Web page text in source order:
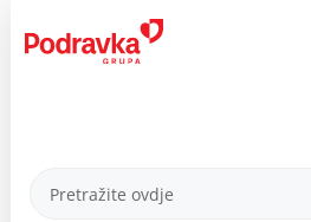
content
Proizvodi